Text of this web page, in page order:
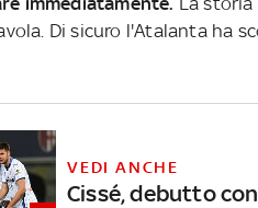
Di sicuro l'Atalanta ha
VEDI ANCHE
Cissé, debutto